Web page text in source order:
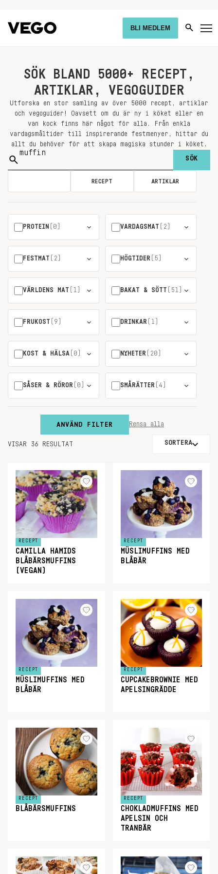
BLI MEDLEM
SÖK BLAND 5000+ RECEPT,
ARTIKLAR, VEGOGUIDER
Utforska en stor samling av över 5000 recept, artiklar
och vegoguider! Oavsett om du är ny i köket eller en
van kock finns här något för alla. Från enkla
vardagsmåltider till inspirerande festmenyer, hittar du
allt du behöver för att skapa magiska stunder i köket.
Sök
på:
RECEPT ARTIKLAR
PROTEIN (0) VARDAGSMAT (2)
FESTMAT (2) HÖGTIDER (5)
VÄRLDENS MAT (1) BAKAT & SÖTT (51)
FRUKOST (9) DRINKAR (1)
KOST & HÄLSA (0) NYHETER (20)
SÅSER & RÖROR (0) SMÅRÄTTER (4)
ANVÄND FILTER Rensa alla
VISAR 36 RESULTAT SORTERA
RECEPT
CAMILLA HAMIDS
BLÅBÄRSMUFFINS
(VEGAN)
RECEPT
MÜSLIMUFFINS MED
BLÅBÄR
RECEPT
MÜSLIMUFFINS MED
BLÅBÄR
RECEPT
CUPCAKEBROWNIE MED
APELSINGRÄDDE
RECEPT
BLÅBÄRSMUFFINS
RECEPT
CHOKLADMUFFINS MED
APELSIN OCH
TRANBÄR